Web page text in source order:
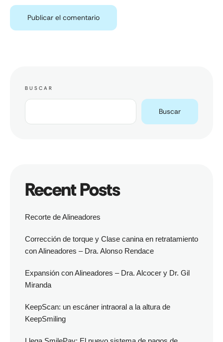
BUSCAR
Buscar
Recent Posts
Recorte de Alineadores
Corrección de torque y Clase canina en retratamiento
con Alineadores – Dra. Alonso Rendace
Expansión con Alineadores – Dra. Alcocer y Dr. Gil
Miranda
KeepScan: un escáner intraoral a la altura de
KeepSmiling